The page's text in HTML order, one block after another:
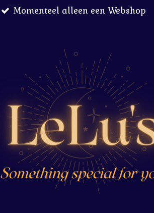
Momenteel alleen een Webshop